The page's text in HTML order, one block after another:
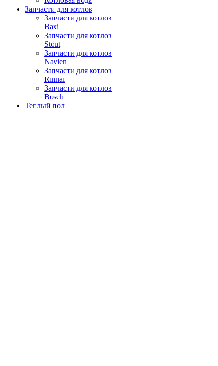
Запчасти для котлов
Запчасти для котлов
Baxi
Запчасти для котлов
Stout
Запчасти для котлов
Navien
Запчасти для котлов
Rinnai
Запчасти для котлов
Bosch
Теплый пол